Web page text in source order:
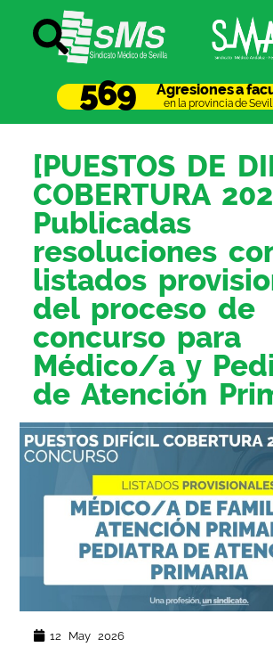
Agresiones a
en la provincia de
569
[PUESTOS DE
COBERTURA
Publicadas
resoluciones
listados
del proceso de
concurso para
Médico/a y
de Atención
12 May 2026